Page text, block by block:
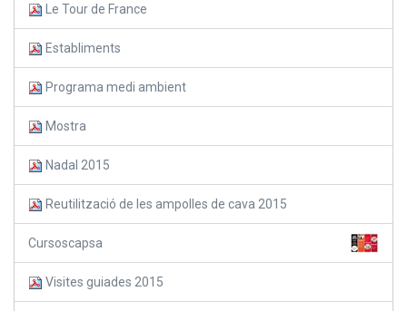
Le Tour de France
Establiments
Programa medi ambient
Mostra
Nadal 2015
Reutilització de les ampolles de cava 2015
Cursoscapsa
Visites guiades 2015